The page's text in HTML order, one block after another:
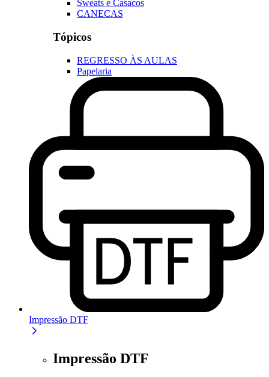
Sweats e Casacos
CANECAS
Tópicos
REGRESSO ÀS AULAS
Papelaria
Impressão DTF
Impressão DTF